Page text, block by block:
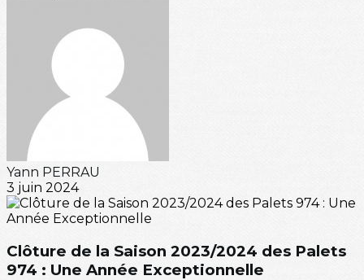
Yann PERRAU
3 juin 2024
Clôture de la Saison 2023/2024 des Palets
974 : Une Année Exceptionnelle